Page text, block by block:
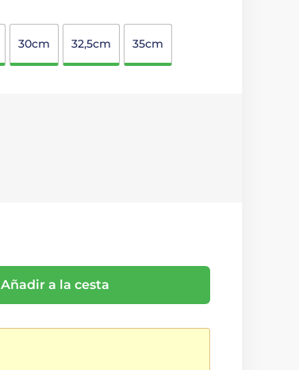
30cm 32,5cm 35cm
Añadir a la cesta